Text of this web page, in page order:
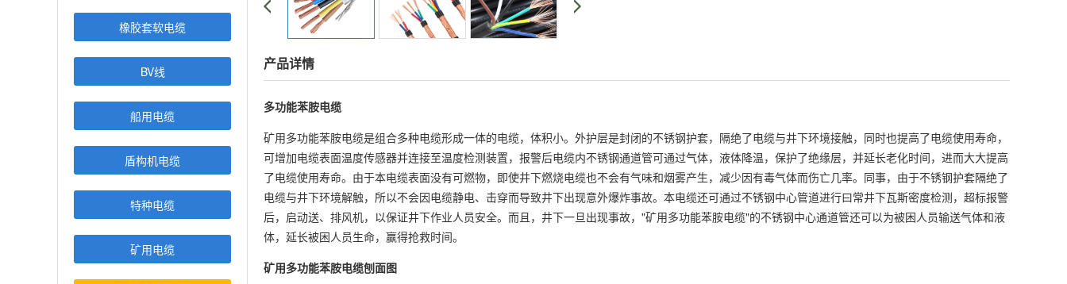
橡胶套软电缆
BV线
船用电缆
盾构机电缆
特种电缆
矿用电缆
产品详情
多功能苯胺电缆
矿用多功能苯胺电缆是组合多种电缆形成一体的电缆，体积小。外护层是封闭的不锈钢护套，隔绝了电缆与井下环境接触，同时也提高了电缆使用寿命，
可增加电缆表面温度传感器并连接至温度检测装置，报警后电缆内不锈钢通道管可通过气体，液体降温，保护了绝缘层，并延长老化时间，进而大大提高
了电缆使用寿命。由于本电缆表面没有可燃物，即使井下燃烧电缆也不会有气味和烟雾产生，减少因有毒气体而伤亡几率。同事，由于不锈钢护套隔绝了
电缆与井下环境解触，所以不会因电缆静电、击穿而导致井下出现意外爆炸事故。本电缆还可通过不锈钢中心管道进行曰常井下瓦斯密度检测，超标报警
后，启动送、排风机，以保证井下作业人员安全。而且，井下一旦出现事故，"矿用多功能苯胺电缆"的不锈钢中心通道管还可以为被困人员输送气体和液
体，延长被困人员生命，赢得抢救时间。
矿用多功能苯胺电缆刨面图